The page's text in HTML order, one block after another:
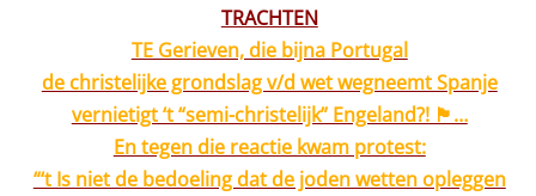
TRACHTEN
TE Gerieven, die bijna Portugal
de christelijke grondslag v/d wet wegneemt Spanje
vernietigt ‘t “semi-christelijk” Engeland?! 🏴󠁧󠁢󠁥󠁮󠁧󠁿…
En tegen die reactie kwam protest:
“‘t Is niet de bedoeling dat de joden wetten opleggen